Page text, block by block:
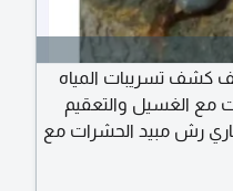
كشف تسريبات المياه
مع الغسيل والتعقيم
رش مبيد الحشرات مع